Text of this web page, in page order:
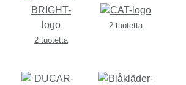
2 tuotetta
2 tuotetta